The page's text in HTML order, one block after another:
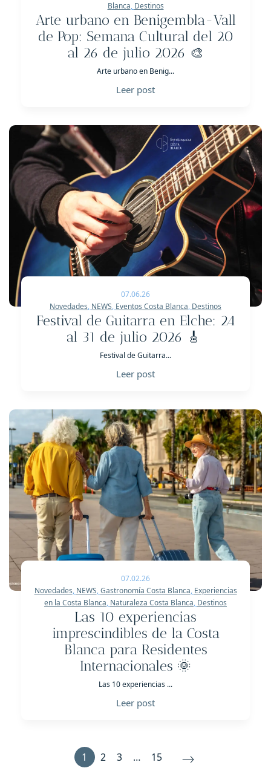
Blanca, Destinos
Arte urbano en Benigembla-Vall
de Pop: Semana Cultural del 20
al 26 de julio 2026 🎨
Arte urbano en Benig...
Leer post
07.06.26
Novedades, NEWS, Eventos Costa Blanca, Destinos
Festival de Guitarra en Elche: 24
al 31 de julio 2026 🎸
Festival de Guitarra...
Leer post
07.02.26
Novedades, NEWS,Gastronomía Costa Blanca, Experiencias
en la Costa Blanca, Naturaleza Costa Blanca, Destinos
Las 10 experiencias
imprescindibles de la Costa
Blanca para Residentes
Internacionales 🌞
Las 10 experiencias ...
Leer post
1 2 3 … 15